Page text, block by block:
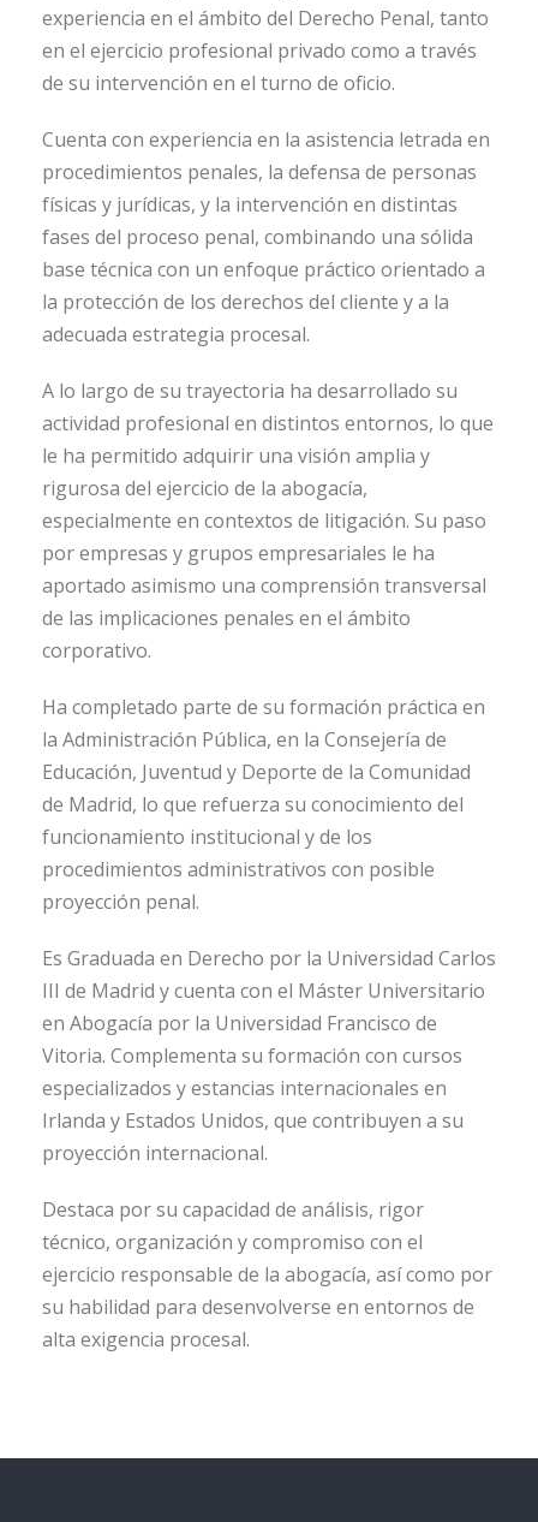
experiencia en el ámbito del Derecho Penal, tanto
en el ejercicio profesional privado como a través
de su intervención en el turno de oficio.
Cuenta con experiencia en la asistencia letrada en
procedimientos penales, la defensa de personas
físicas y jurídicas, y la intervención en distintas
fases del proceso penal, combinando una sólida
base técnica con un enfoque práctico orientado a
la protección de los derechos del cliente y a la
adecuada estrategia procesal.
A lo largo de su trayectoria ha desarrollado su
actividad profesional en distintos entornos, lo que
le ha permitido adquirir una visión amplia y
rigurosa del ejercicio de la abogacía,
especialmente en contextos de litigación. Su paso
por empresas y grupos empresariales le ha
aportado asimismo una comprensión transversal
de las implicaciones penales en el ámbito
corporativo.
Ha completado parte de su formación práctica en
la Administración Pública, en la Consejería de
Educación, Juventud y Deporte de la Comunidad
de Madrid, lo que refuerza su conocimiento del
funcionamiento institucional y de los
procedimientos administrativos con posible
proyección penal.
Es Graduada en Derecho por la Universidad Carlos
III de Madrid y cuenta con el Máster Universitario
en Abogacía por la Universidad Francisco de
Vitoria. Complementa su formación con cursos
especializados y estancias internacionales en
Irlanda y Estados Unidos, que contribuyen a su
proyección internacional.
Destaca por su capacidad de análisis, rigor
técnico, organización y compromiso con el
ejercicio responsable de la abogacía, así como por
su habilidad para desenvolverse en entornos de
alta exigencia procesal.